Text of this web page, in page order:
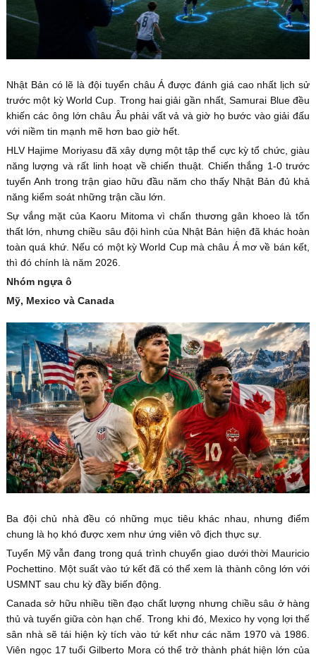
Nhật Bản có lẽ là đội tuyển châu Á được đánh giá cao nhất lịch sử
trước một kỳ World Cup. Trong hai giải gần nhất, Samurai Blue đều
khiến các ông lớn châu Âu phải vất vả và giờ họ bước vào giải đấu
với niềm tin mạnh mẽ hơn bao giờ hết.
HLV Hajime Moriyasu đã xây dựng một tập thể cực kỳ tổ chức, giàu
năng lượng và rất linh hoạt về chiến thuật. Chiến thắng 1-0 trước
tuyển Anh trong trận giao hữu đầu năm cho thấy Nhật Bản đủ khả
năng kiểm soát những trận cầu lớn.
Sự vắng mặt của Kaoru Mitoma vì chấn thương gân khoeo là tổn
thất lớn, nhưng chiều sâu đội hình của Nhật Bản hiện đã khác hoàn
toàn quá khứ. Nếu có một kỳ World Cup mà châu Á mơ về bán kết,
thì đó chính là năm 2026.
Nhóm ngựa ô
Mỹ, Mexico và Canada
Ba đội chủ nhà đều có những mục tiêu khác nhau, nhưng điểm
chung là họ khó được xem như ứng viên vô địch thực sự.
Tuyển Mỹ vẫn đang trong quá trình chuyển giao dưới thời Mauricio
Pochettino. Một suất vào tứ kết đã có thể xem là thành công lớn với
USMNT sau chu kỳ đầy biến động.
Canada sở hữu nhiều tiền đạo chất lượng nhưng chiều sâu ở hàng
thủ và tuyến giữa còn hạn chế. Trong khi đó, Mexico hy vọng lợi thế
sân nhà sẽ tái hiện kỳ tích vào tứ kết như các năm 1970 và 1986.
Viên ngọc 17 tuổi Gilberto Mora có thể trở thành phát hiện lớn của